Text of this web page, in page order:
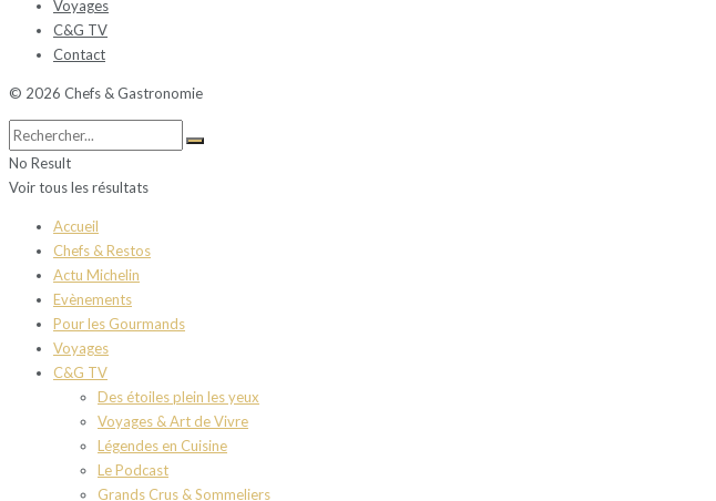
Voyages
C&G TV
Contact
© 2026 Chefs & Gastronomie
No Result
Voir tous les résultats
Accueil
Chefs & Restos
Actu Michelin
Evènements
Pour les Gourmands
Voyages
C&G TV
Des étoiles plein les yeux
Voyages & Art de Vivre
Légendes en Cuisine
Le Podcast
Grands Crus & Sommeliers